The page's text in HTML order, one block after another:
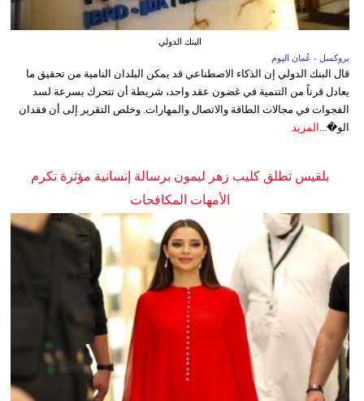
البنك الدولي
بروكسل - عُمان اليوم
قال البنك الدولي إن الذكاء الاصطناعي قد يمكن البلدان النامية من تحقيق ما
يعادل قرناً من التنمية في غضون عقد واحد، شريطة أن تتحرك بسرعة لسد
الفجوات في مجالات الطاقة والاتصال والمهارات. وخلص التقرير إلى أن فقدان
الو�... المزيد
بلقيس تطلق كليب زهر ليمون برسالة إنسانية مؤثرة تكرم
الأمهات المكافحات